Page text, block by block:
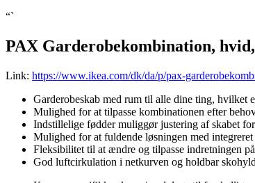
“`
PAX Garderobekombination,
Link: https://www.ikea.com/dk/da/p/pax-
Garderobeskab med rum til alle dine ting, hvilket
Mulighed for at tilpasse kombinationen efter
Indstillelige fødder muliggør justering af skabet
Mulighed for at fuldende løsningen med
Fleksibilitet til at ændre og tilpasse indretningen
God luftcirkulation i netkurven og holdbar